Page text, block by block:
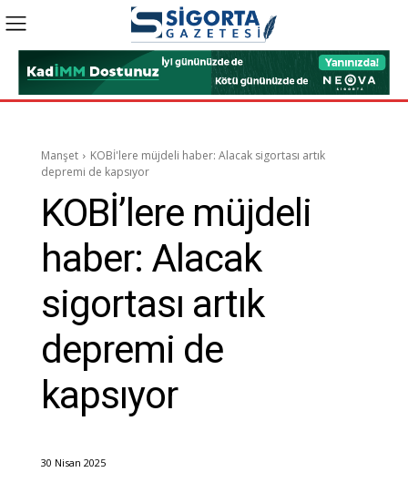
Manşet
KOBİ'lere müjdeli haber: Alacak sigortası artık
depremi de kapsıyor
KOBİ’lere müjdeli
haber: Alacak
sigortası artık
depremi de
kapsıyor
30 Nisan 2025